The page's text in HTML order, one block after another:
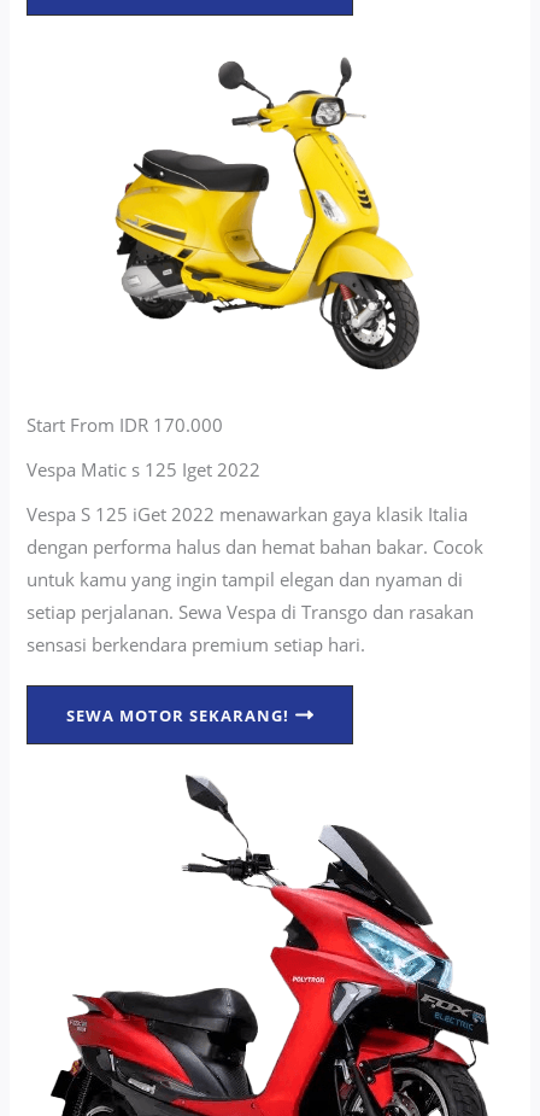
Start From IDR 170.000
Vespa Matic s 125 Iget 2022
Vespa S 125 iGet 2022 menawarkan gaya klasik Italia
dengan performa halus dan hemat bahan bakar. Cocok
untuk kamu yang ingin tampil elegan dan nyaman di
setiap perjalanan. Sewa Vespa di Transgo dan rasakan
sensasi berkendara premium setiap hari.
SEWA MOTOR SEKARANG!